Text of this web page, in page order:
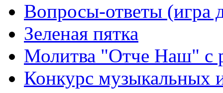
Вопросы-ответы (игра
Зеленая пятка
Молитва "Отче Наш" с
Конкурс музыкальных